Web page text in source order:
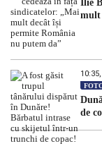
Ilie
mult
de